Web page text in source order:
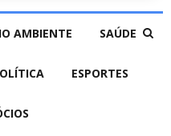
AMBIENTE SAÚDE
ESPORTES